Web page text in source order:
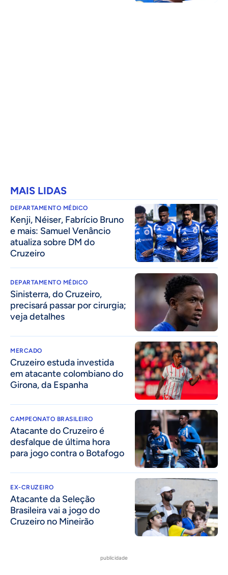
MAIS LIDAS
DEPARTAMENTO MÉDICO
Kenji, Néiser, Fabrício Bruno
e mais: Samuel Venâncio
atualiza sobre DM do
Cruzeiro
DEPARTAMENTO MÉDICO
Sinisterra, do Cruzeiro,
precisará passar por cirurgia;
veja detalhes
MERCADO
Cruzeiro estuda investida
em atacante colombiano do
Girona, da Espanha
CAMPEONATO BRASILEIRO
Atacante do Cruzeiro é
desfalque de última hora
para jogo contra o Botafogo
EX-CRUZEIRO
Atacante da Seleção
Brasileira vai a jogo do
Cruzeiro no Mineirão
publicidade